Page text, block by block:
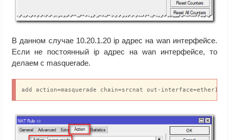
В данном случае 10.20.1.20 ip адрес на wan интерфейсе.
Если не постоянный ip адрес на wan интерфейсе, то
делаем с masquerade.
add action=masquerade chain=srcnat out-interface=ether1-